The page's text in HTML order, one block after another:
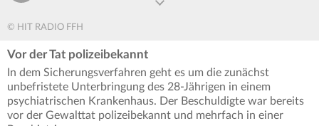
© HIT RADIO FFH
Vor der Tat polizeibekannt
In dem Sicherungsverfahren geht es um die zunächst
unbefristete Unterbringung des 28-Jährigen in einem
psychiatrischen Krankenhaus. Der Beschuldigte war bereits
vor der Gewalttat polizeibekannt und mehrfach in einer